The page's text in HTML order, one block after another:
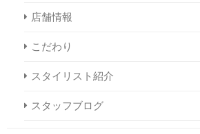
店舗情報
こだわり
スタイリスト紹介
スタッフブログ